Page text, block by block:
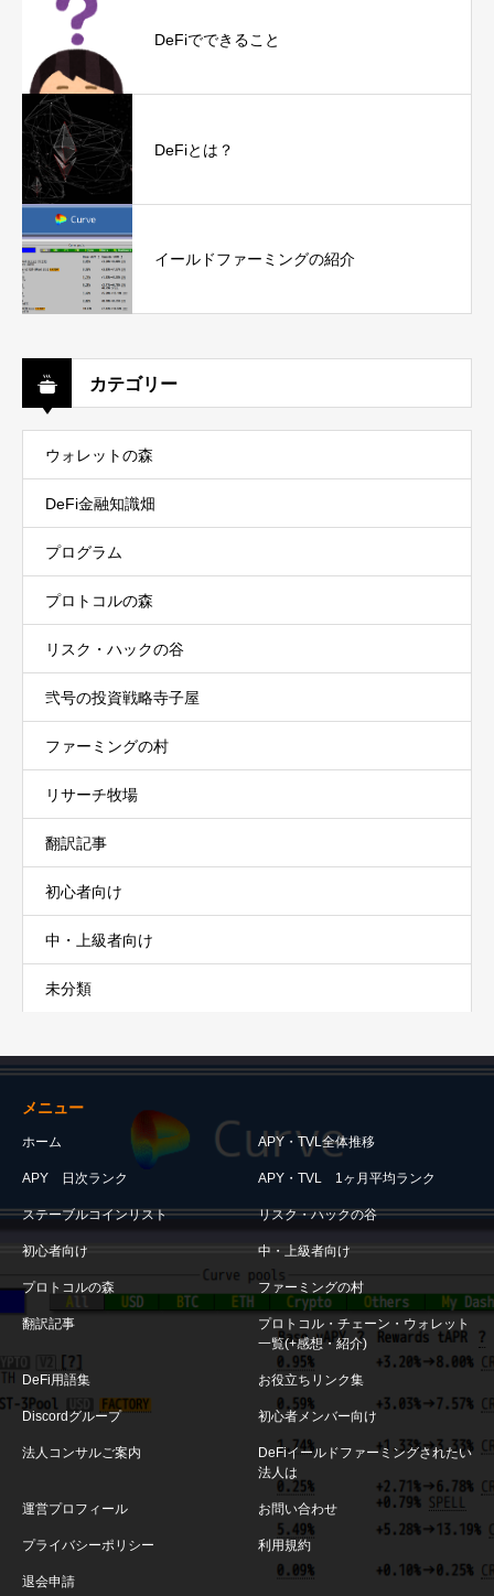
DeFiでできること
DeFiとは？
イールドファーミングの紹介
カテゴリー
ウォレットの森
DeFi金融知識畑
プログラム
プロトコルの森
リスク・ハックの谷
弐号の投資戦略寺子屋
ファーミングの村
リサーチ牧場
翻訳記事
初心者向け
中・上級者向け
未分類
メニュー
ホーム APY・TVL全体推移
APY 日次ランク APY・TVL 1ヶ月平均ランク
ステーブルコインリスト リスク・ハックの谷
初心者向け 中・上級者向け
プロトコルの森 ファーミングの村
翻訳記事
プロトコル・チェーン・ウォレット
一覧(+感想・紹介)
DeFi用語集 お役立ちリンク集
Discordグループ 初心者メンバー向け
法人コンサルご案内
DeFiイールドファーミングされたい
法人は
運営プロフィール お問い合わせ
プライバシーポリシー 利用規約
退会申請